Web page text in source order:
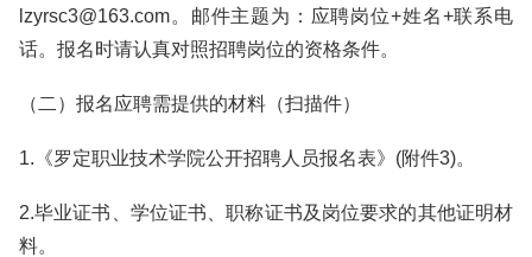
lzyrsc3@163.com。邮件主题为：应聘岗位+姓名+联系电
话。报名时请认真对照招聘岗位的资格条件。
（二）报名应聘需提供的材料（扫描件）
1.《罗定职业技术学院公开招聘人员报名表》(附件3)。
2.毕业证书、学位证书、职称证书及岗位要求的其他证明材
料。